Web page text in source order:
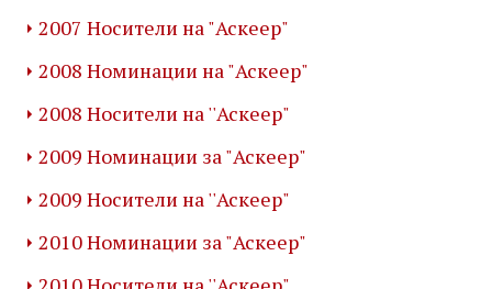
2007 Носители на "Аскеер"
2008 Номинации на "Аскеер"
2008 Носители на ''Аскеер"
2009 Номинации за "Аскеер"
2009 Носители на ''Аскеер"
2010 Номинации за "Аскеер"